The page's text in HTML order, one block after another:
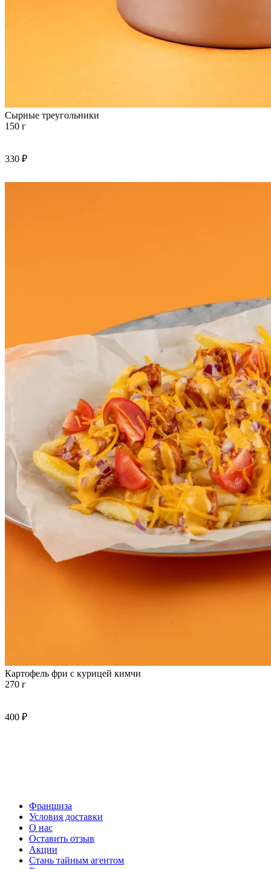
Сырные треугольники
150 г
330 ₽
Картофель фри с курицей кимчи
270 г
400 ₽
Франшиза
Условия доставки
О нас
Оставить отзыв
Акции
Стань тайным агентом